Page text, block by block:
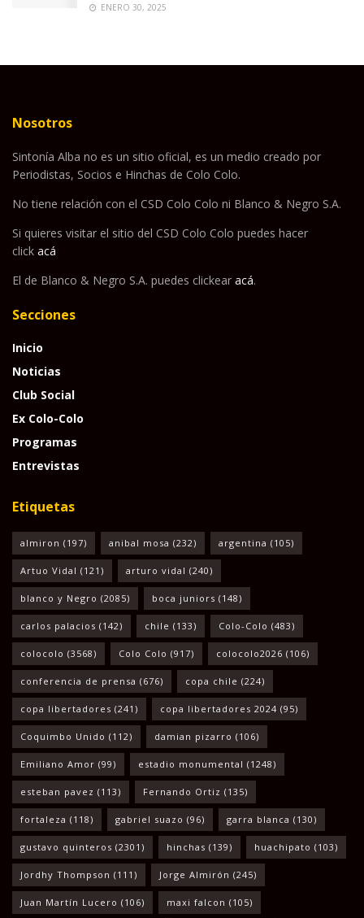
ENERO 30, 2025
Nosotros
Sintonía Alba no es un sitio oficial, es un medio creado por
Periodistas, Socios e Hinchas de Colo Colo.
No tiene relación con el CSD Colo Colo ni Blanco & Negro S.A.
Si quieres visitar el sitio del CSD Colo Colo puedes hacer
click acá
El de Blanco & Negro S.A. puedes clickear acá.
Secciones
Inicio
Noticias
Club Social
Ex Colo-Colo
Programas
Entrevistas
Etiquetas
almiron (197) anibal mosa (232) argentina (105)
Artuo Vidal (121) arturo vidal (240)
blanco y Negro (2085) boca juniors (148)
carlos palacios (142) chile (133) Colo-Colo (483)
colocolo (3568) Colo Colo (917) colocolo2026 (106)
conferencia de prensa (676) copa chile (224)
copa libertadores (241) copa libertadores 2024 (95)
Coquimbo Unido (112) damian pizarro (106)
Emiliano Amor (99) estadio monumental (1248)
esteban pavez (113) Fernando Ortiz (135)
fortaleza (118) gabriel suazo (96) garra blanca (130)
gustavo quinteros (2301) hinchas (139) huachipato (103)
Jordhy Thompson (111) Jorge Almirón (245)
Juan Martín Lucero (106) maxi falcon (105)